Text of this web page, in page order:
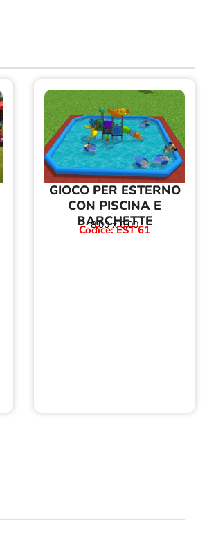
GIOCO PER ESTERNO
CON PISCINA E
BARCHETTE
8,00 x 6,00
Codice: EST 61